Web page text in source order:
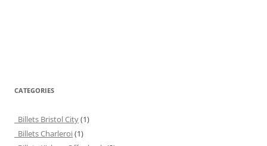
CATEGORIES
Billets Bristol City(1)
Billets Charleroi(1)